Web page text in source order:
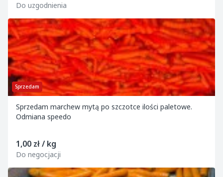
Do uzgodnienia
Sprzedam
Sprzedam marchew mytą po szczotce ilości paletowe.
Odmiana speedo
1,00 zł / kg
Do negocjacji